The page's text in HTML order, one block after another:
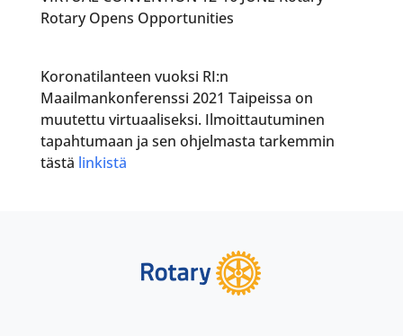
Koronatilanteen vuoksi RI:n
Maailmankonferenssi 2021 Taipeissa on
muutettu virtuaaliseksi. Ilmoittautuminen
tapahtumaan ja sen ohjelmasta tarkemmin
tästä linkistä